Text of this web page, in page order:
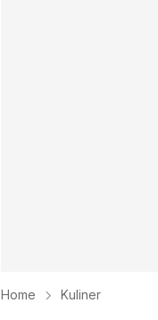
Home Kuliner